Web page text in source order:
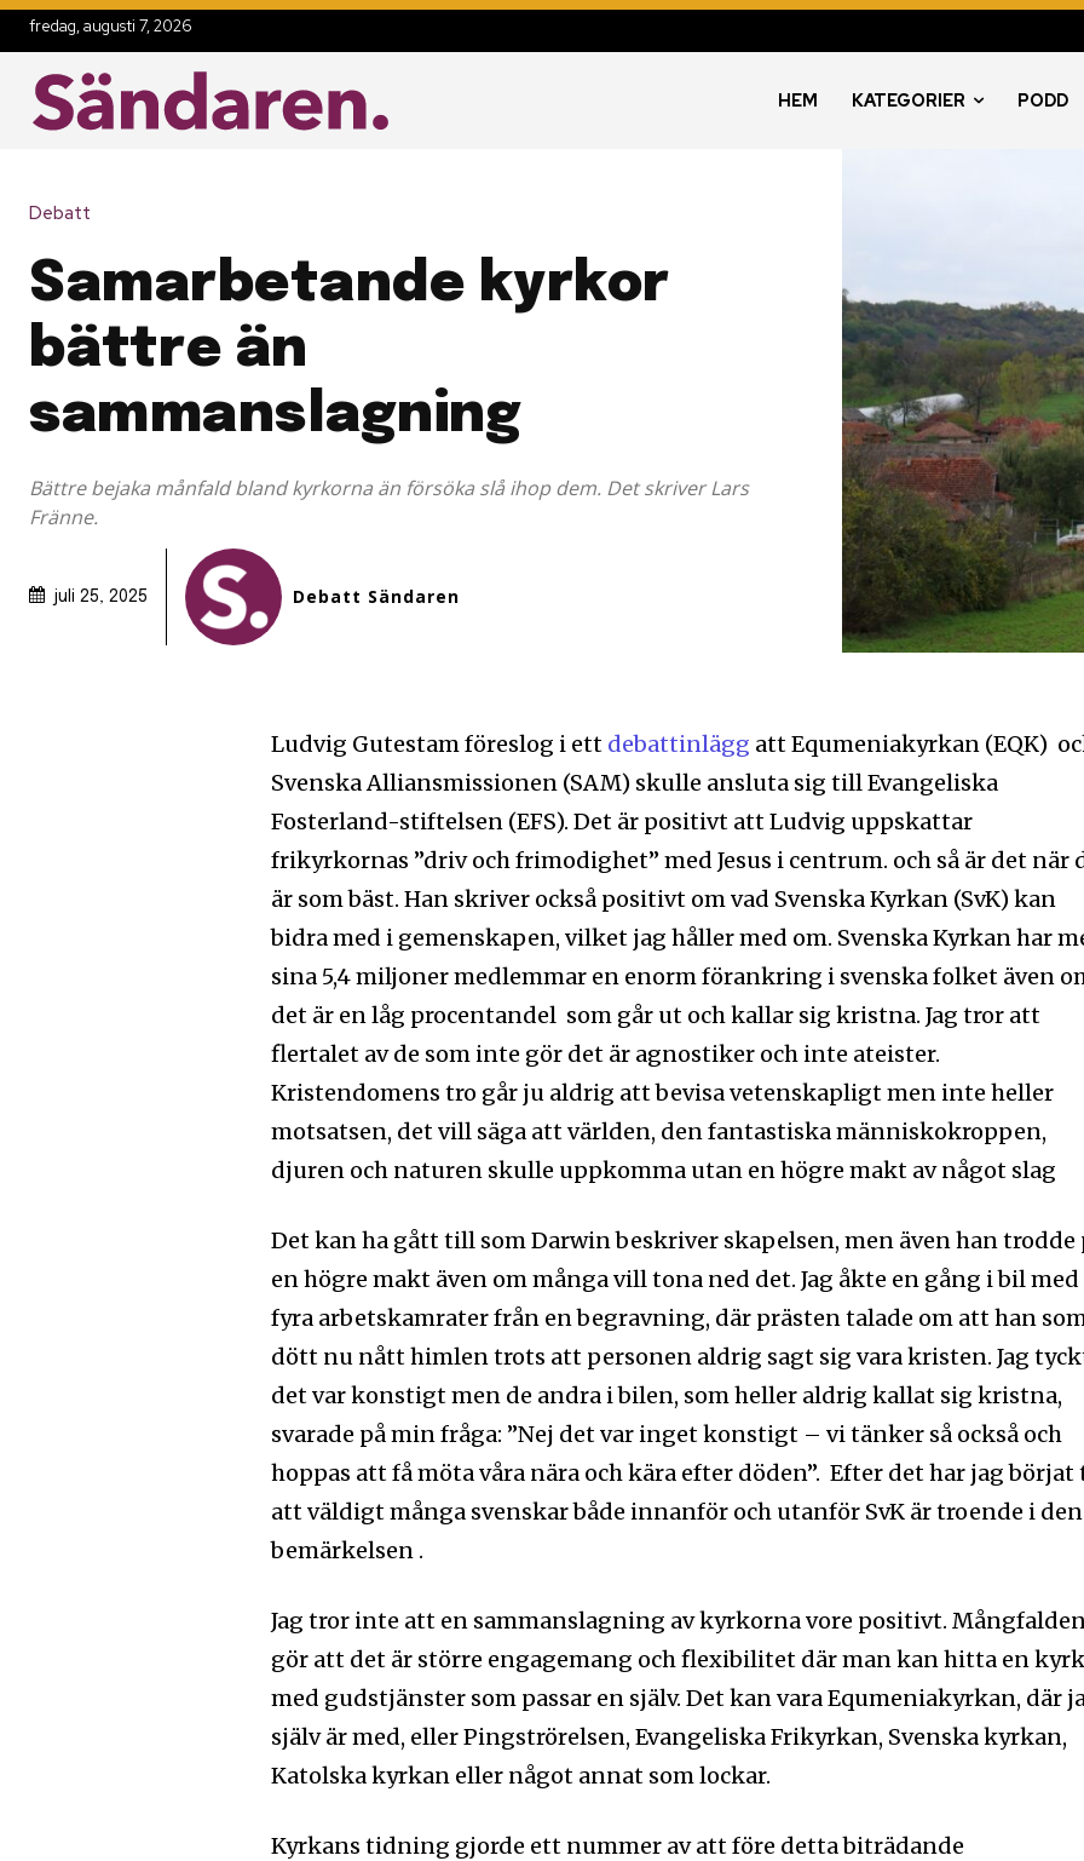
Följ Sändarens nyhetsbrev
och bli uppdaterad på det
senaste
fredag, augusti 7, 2026
HEM KATEGORIER PODD
Debatt
Samarbetande kyrkor
bättre än
sammanslagning
Bättre bejaka månfald bland kyrkorna än försöka slå ihop dem. Det skriver Lars
Fränne.
juli 25, 2025 Debatt Sändaren
Ludvig Gutestam föreslog i ett debattinlägg att Equmeniakyrkan (EQK)
Svenska Alliansmissionen (SAM) skulle ansluta sig till Evangeliska
Fosterland-stiftelsen (EFS). Det är positivt att Ludvig uppskattar
frikyrkornas ”driv och frimodighet” med Jesus i centrum. och så är det när
är som bäst. Han skriver också positivt om vad Svenska Kyrkan (SvK) kan
bidra med i gemenskapen, vilket jag håller med om. Svenska Kyrkan har
sina 5,4 miljoner medlemmar en enorm förankring i svenska folket även
det är en låg procentandel som går ut och kallar sig kristna. Jag tror att
flertalet av de som inte gör det är agnostiker och inte ateister.
Kristendomens tro går ju aldrig att bevisa vetenskapligt men inte heller
motsatsen, det vill säga att världen, den fantastiska människokroppen,
djuren och naturen skulle uppkomma utan en högre makt av något slag
Det kan ha gått till som Darwin beskriver skapelsen, men även han trodde
en högre makt även om många vill tona ned det. Jag åkte en gång i bil med
fyra arbetskamrater från en begravning, där prästen talade om att han
dött nu nått himlen trots att personen aldrig sagt sig vara kristen. Jag
det var konstigt men de andra i bilen, som heller aldrig kallat sig kristna,
svarade på min fråga: ”Nej det var inget konstigt – vi tänker så också och
hoppas att få möta våra nära och kära efter döden”. Efter det har jag börjat
att väldigt många svenskar både innanför och utanför SvK är troende i den
bemärkelsen .
Jag tror inte att en sammanslagning av kyrkorna vore positivt.
gör att det är större engagemang och flexibilitet där man kan hitta en
med gudstjänster som passar en själv. Det kan vara Equmeniakyrkan, där
själv är med, eller Pingströrelsen, Evangeliska Frikyrkan, Svenska kyrkan,
Katolska kyrkan eller något annat som lockar.
Kyrkans tidning gjorde ett nummer av att före detta biträdande